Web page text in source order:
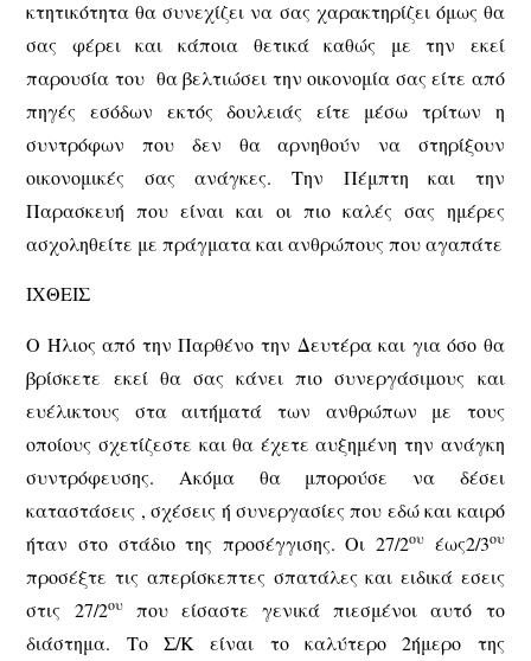
κτητικότητα θα συνεχίζει να σας χαρακτηρίζει όμως θα
σας φέρει και κάποια θετικά καθώς με την εκεί
παρουσία του θα βελτιώσει την οικονομία σας είτε από
πηγές εσόδων εκτός δουλειάς είτε μέσω τρίτων η
συντρόφων που δεν θα αρνηθούν να στηρίξουν
οικονομικές σας ανάγκες. Την Πέμπτη και την
Παρασκευή που είναι και οι πιο καλές σας ημέρες
ασχοληθείτε με πράγματα και ανθρώπους που αγαπάτε
ΙΧΘΕΙΣ
Ο Ήλιος από την Παρθένο την Δευτέρα και για όσο θα
βρίσκετε εκεί θα σας κάνει πιο συνεργάσιμους και
ευέλικτους στα αιτήματά των ανθρώπων με τους
οποίους σχετίζεστε και θα έχετε αυξημένη την ανάγκη
συντρόφευσης. Ακόμα θα μπορούσε να δέσει
καταστάσεις , σχέσεις ή συνεργασίες που εδώ και καιρό
ήταν στο στάδιο της προσέγγισης. Οι 27/2ου έως2/3ου
προσέξτε τις απερίσκεπτες σπατάλες και ειδικά εσεις
στις 27/2ουπου είσαστε γενικά πιεσμένοι αυτό το
διάστημα. Το Σ/Κ είναι το καλύτερο 2ήμερο της